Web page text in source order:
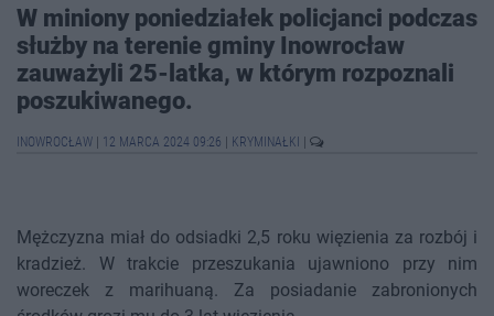
W miniony poniedziałek policjanci podczas
służby na terenie gminy Inowrocław
zauważyli 25-latka, w którym rozpoznali
poszukiwanego.
INOWROCŁAW 12 MARCA 2024 09:26 KRYMINAŁKI
Mężczyzna miał do odsiadki 2,5 roku więzienia za rozbój i
kradzież. W trakcie przeszukania ujawniono przy nim
woreczek z marihuaną. Za posiadanie zabronionych